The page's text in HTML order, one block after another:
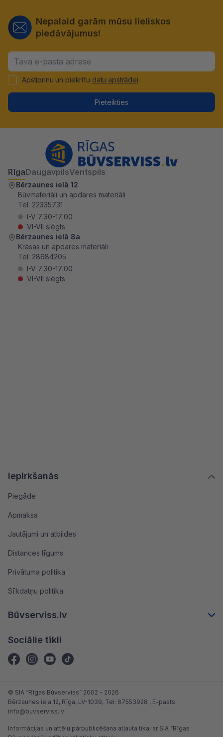
Nepalaid garām mūsu lieliskos
piedāvājumus!
Apstiprinu un piekrītu datu apstrādei.
Pieteikties
Iepirkšanās
Piegāde
Apmaksa
Jautājumi un atbildes
Distances līgums
Privātuma politika
Sīkdatņu politika
Būvserviss.lv
Sociālie tīkli
RīgaDaugavpilsVentspils
Bērzaunes ielā 12
Būvmateriāli un apdares materiāli
Tel: 22335731
I-V 7:30-17:00
VI-VII slēgts
Bērzaunes ielā 8a
Krāsas un apdares materiāli
Tel: 28684205
I-V 7:30-17:00
VI-VII slēgts
© SIA “Rīgas Būvserviss” 2002 - 2026
Bērzaunes iela 12, Rīga, LV-1039, Tel: 67553928 , E-pasts:
info@buvserviss.lv
Informācijas un attēlu pārpublicēšana atļauta tikai ar SIA “Rīgas